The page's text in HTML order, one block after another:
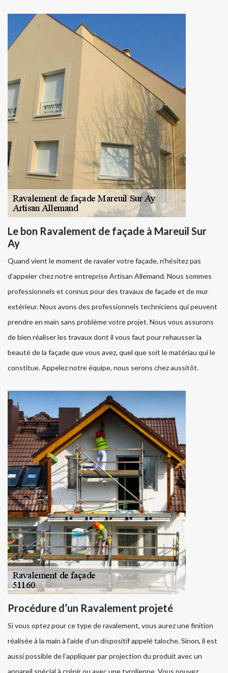
Le bon Ravalement de façade à Mareuil Sur
Ay
Quand vient le moment de ravaler votre façade, n’hésitez pas
d’appeler chez notre entreprise Artisan Allemand. Nous sommes
professionnels et connus pour des travaux de façade et de mur
extérieur. Nous avons des professionnels techniciens qui peuvent
prendre en main sans problème votre projet. Nous vous assurons
de bien réaliser les travaux dont il vous faut pour rehausser la
beauté de la façade que vous avez, quel que soit le matériau qui le
constitue. Appelez notre équipe, nous serons chez aussitôt.
Procédure d’un Ravalement projeté
Si vous optez pour ce type de ravalement, vous aurez une finition
réalisée à la main à l’aide d’un dispositif appelé taloche. Sinon, il est
aussi possible de l’appliquer par projection du produit avec un
appareil spécial à crépir ou avec une tyrolienne. Vous pouvez